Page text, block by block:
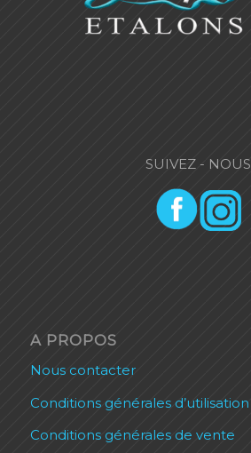
SUIVEZ - NOUS
A PROPOS
Nous contacter
Conditions générales d’utilisation
Conditions générales de vente